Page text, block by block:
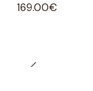
169.00€